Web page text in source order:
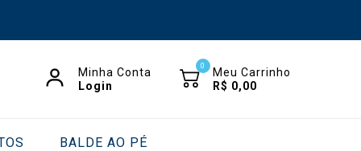
Minha Conta
Login
0
Meu Carrinho
R$ 0,00
BALDE AO PÉ